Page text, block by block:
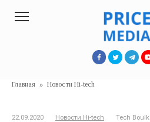
Главная » Новости Hi-tech
22.09.2020 Новости Hi-tech Tech Boulk